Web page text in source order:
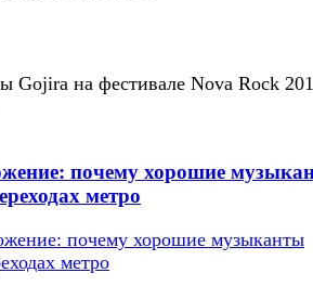
Gojira на фестивале Nova Rock
почему хорошие
метро